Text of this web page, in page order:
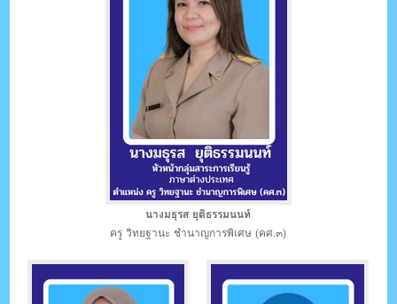
นางมธุรส ยุติธรรมนนท์
ครู วิทยฐานะ ชำนาญการพิเศษ (คศ.๓)